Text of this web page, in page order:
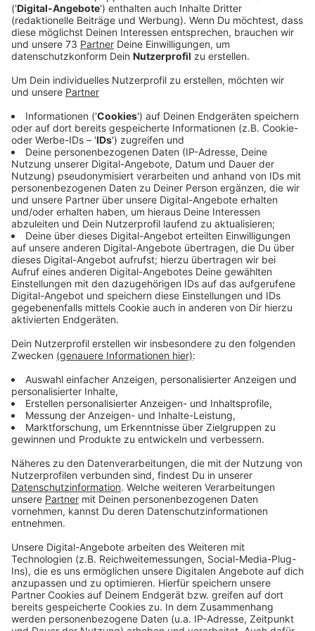
obwohl über die Finanzen und Herausforderungen
für's nächste Jahr gesprochen wurde.
Veröffentlicht:Freitag, 18.12.2020 06:09
Anzeige
Arbeitslosenquote von 3,8 Prozent
Anzeige
Ganz vorne steht natürlich weiter die
Coronabekämpfung und weiteres medizinisches
Personal, damit wir die Pandemie in den Griff kriegen
und viele Mitarbeiter die am Rande ihrer
Leistungsfähigkeit stehen, mal eine Pause bekommen.
Finanziell lässt sich das alles gut regeln, durch
Zuschüsse vom Staat, aber auch weil der Überschuss
Gemeinden entlastet werden. Mehr Geburten, mehr
Zuzüge und auch mehr Zuwanderung sorgen dafür,
dass wir mehr Wohnungen sowie U 3 Betreuungsplätze
brauchen. Außerdem hofft der Kreis Borken durch den
Ausbau der Pflegeausbildung auf frische Gesichter in
einer überaus gefragten Branche. Eine Sorge bleibt
Kurarbeitern hier bei uns auf Dauer Arbeitslose werden
könnten. Noch stehen wir mit einer Arbeitslosenquote
von 3,8 Prozent allerdings sehr gut da, denn das ist
eine der niedrigsten Quoten in ganz NRW.
Anzeige